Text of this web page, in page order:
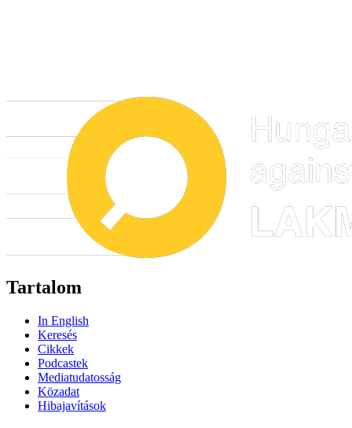
Tartalom
In English
Keresés
Cikkek
Podcastek
Mediatudatosság
Közadat
Hibajavítások